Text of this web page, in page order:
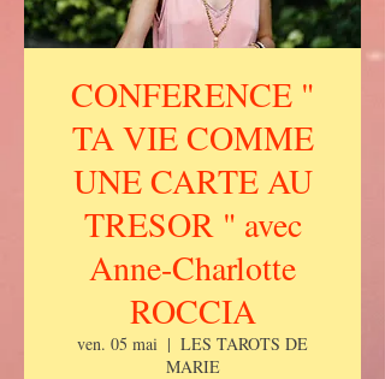
CONFERENCE "
TA VIE COMME
UNE CARTE AU
TRESOR " avec
Anne-Charlotte
ROCCIA
ven. 05 mai
  |
LES TAROTS DE
MARIE